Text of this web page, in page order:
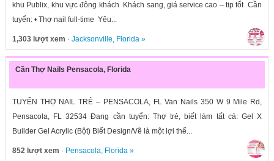
khu Publix, khu vực đông khách Khách sang, giá service cao – tip tốt Cần
tuyển: • Thợ nail full-time Yêu...
1,303 lượt xem · Jacksonville, Florida»
Cần Thợ Nails Pensacola, Florida
TUYỂN THỢ NAIL TRẺ – PENSACOLA, FL Van Nails 350 W 9 Mile Rd,
Pensacola, FL 32534 Đang cần tuyển: Thợ trẻ, biết làm tất cả: Gel X
Builder Gel Acrylic (Bột) Biết Design/Vẽ là một lợi thế...
852 lượt xem · Pensacola, Florida»